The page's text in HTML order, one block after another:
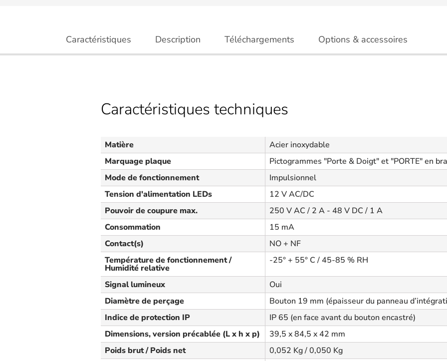
Caractéristiques Description Téléchargements Options & accessoires
Caractéristiques techniques
Matière
Acier inoxydable
Marquage plaque
Pictogrammes "Porte & Doigt" et "PORTE" en
Mode de fonctionnement
Impulsionnel
Tension d'alimentation LEDs
12 V AC/DC
Pouvoir de coupure max.
250 V AC / 2 A - 48 V DC / 1 A
Consommation
15 mA
Contact(s)
NO + NF
Température de fonctionnement /
Humidité relative
-25° + 55° C / 45-85 % RH
Signal lumineux
Oui
Diamètre de perçage
Bouton 19 mm (épaisseur du panneau
Indice de protection IP
IP 65 (en face avant du bouton encastré)
Dimensions, version précablée (L x h x p)
39,5 x 84,5 x 42 mm
Poids brut / Poids net
0,052 Kg / 0,050 Kg